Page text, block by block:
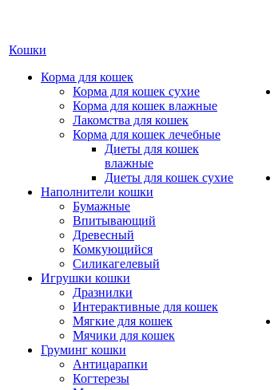
Кошки
Корма для кошек
Корма для кошек сухие
Корма для кошек влажные
Лакомства для кошек
Корма для кошек лечебные
Диеты для кошек
влажные
Диеты для кошек сухие
Наполнители кошки
Бумажные
Впитывающий
Древесный
Комкующийся
Силикагелевый
Игрушки кошки
Дразнилки
Интерактивные для кошек
Мягкие для кошек
Мячики для кошек
Груминг кошки
Антицарапки
Когтерезы